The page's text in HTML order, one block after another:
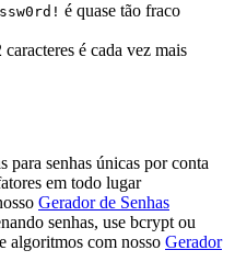
é quase tão fraco
é cada vez mais
para senhas únicas por conta
em todo lugar
Gerador de Senhas
senhas, use bcrypt ou
algoritmos com nosso Gerador